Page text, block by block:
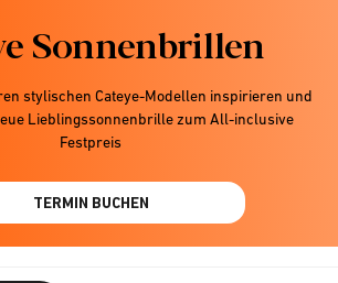
Sonnenbrillen
stylischen Cateye-Modellen inspirieren und
Lieblingssonnenbrille zum All-inclusive
Festpreis
TERMIN BUCHEN